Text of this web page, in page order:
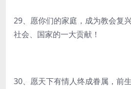
29、愿你们的家庭，成为教会复
社会、国家的一大贡献！
30、愿天下有情人终成眷属，前